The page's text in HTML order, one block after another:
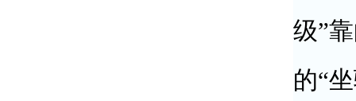
级”
的“